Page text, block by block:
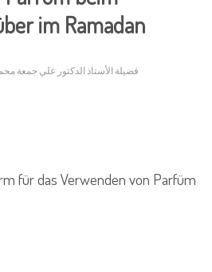
im Ramadan
فضيلة الأستاذ الدكتور علي جمعة
für das Verwenden von Parfüm